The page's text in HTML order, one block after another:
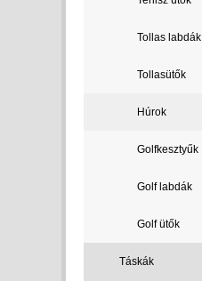
Tollas labdák
Tollasütők
Húrok
Golfkesztyűk
Golf labdák
Golf ütők
Táskák